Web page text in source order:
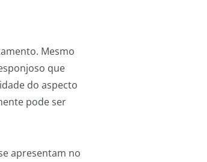
Mesmo
que
do aspecto
pode ser
apresentam no